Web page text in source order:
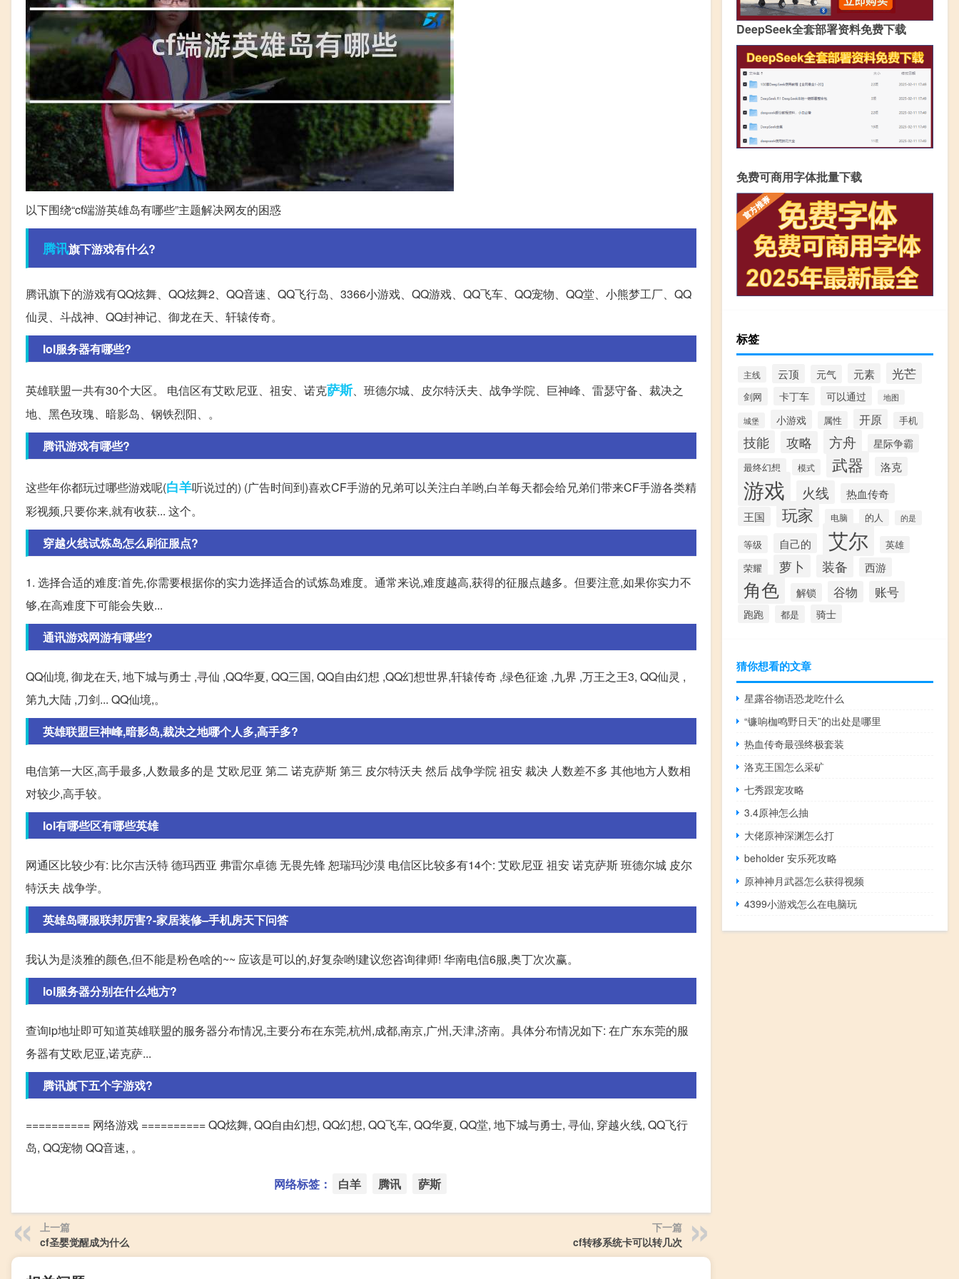
以下围绕“cf端游英雄岛有哪些”主题解决网友的困惑
腾讯旗下游戏有什么?
腾讯旗下的游戏有QQ炫舞、QQ炫舞2、QQ音速、QQ飞行岛、3366小游戏、QQ游戏、QQ飞车、QQ宠物、QQ堂、小熊梦工厂、QQ
仙灵、斗战神、QQ封神记、御龙在天、轩辕传奇。
lol服务器有哪些?
英雄联盟一共有30个大区。 电信区有艾欧尼亚、祖安、诺克萨斯、班德尔城、皮尔特沃夫、战争学院、巨神峰、雷瑟守备、裁决之
地、黑色玫瑰、暗影岛、钢铁烈阳、。
腾讯游戏有哪些?
这些年你都玩过哪些游戏呢(白羊听说过的) (广告时间到)喜欢CF手游的兄弟可以关注白羊哟,白羊每天都会给兄弟们带来CF手游各类精
彩视频,只要你来,就有收获... 这个。
穿越火线试炼岛怎么刷征服点?
1. 选择合适的难度:首先,你需要根据你的实力选择适合的试炼岛难度。通常来说,难度越高,获得的征服点越多。但要注意,如果你实力不
够,在高难度下可能会失败...
通讯游戏网游有哪些?
QQ仙境, 御龙在天, 地下城与勇士 ,寻仙 ,QQ华夏, QQ三国, QQ自由幻想 ,QQ幻想世界,轩辕传奇 ,绿色征途 ,九界 ,万王之王3, QQ仙灵 ,
第九大陆 ,刀剑... QQ仙境,。
英雄联盟巨神峰,暗影岛,裁决之地哪个人多,高手多?
电信第一大区,高手最多,人数最多的是 艾欧尼亚 第二 诺克萨斯 第三 皮尔特沃夫 然后 战争学院 祖安 裁决 人数差不多 其他地方人数相
对较少,高手较。
lol有哪些区有哪些英雄
网通区比较少有: 比尔吉沃特 德玛西亚 弗雷尔卓德 无畏先锋 恕瑞玛沙漠 电信区比较多有14个: 艾欧尼亚 祖安 诺克萨斯 班德尔城 皮尔
特沃夫 战争学。
英雄岛哪服联邦厉害?-家居装修–手机房天下问答
我认为是淡雅的颜色,但不能是粉色啥的~~ 应该是可以的,好复杂哟!建议您咨询律师! 华南电信6服,奥丁次次赢。
lol服务器分别在什么地方?
查询ip地址即可知道英雄联盟的服务器分布情况,主要分布在东莞,杭州,成都,南京,广州,天津,济南。具体分布情况如下: 在广东东莞的服
务器有艾欧尼亚,诺克萨...
腾讯旗下五个字游戏?
========== 网络游戏 ========== QQ炫舞, QQ自由幻想, QQ幻想, QQ飞车, QQ华夏, QQ堂, 地下城与勇士, 寻仙, 穿越火线, QQ飞行
岛, QQ宠物 QQ音速, 。
网络标签： 白羊 腾讯 萨斯
上一篇
cf圣婴觉醒成为什么
下一篇
cf转移系统卡可以转几次
DeepSeek全套部署资料免费下载
免费可商用字体批量下载
标签
主线 云顶 元气 元素 光芒
剑网 卡丁车 可以通过 地图
城堡 小游戏 属性 开原 手机
技能 攻略 方舟 星际争霸
最终幻想 模式 武器 洛克
游戏 火线 热血传奇
王国 玩家 电脑 的人 的是
等级 自己的 艾尔 英雄
荣耀 萝卜 装备 西游
角色 解锁 谷物 账号
跑跑 都是 骑士
猜你想看的文章
星露谷物语恐龙吃什么
“镰响枷鸣野日天”的出处是哪里
热血传奇最强终极套装
洛克王国怎么采矿
七秀跟宠攻略
3.4原神怎么抽
大佬原神深渊怎么打
beholder 安乐死攻略
原神神月武器怎么获得视频
4399小游戏怎么在电脑玩